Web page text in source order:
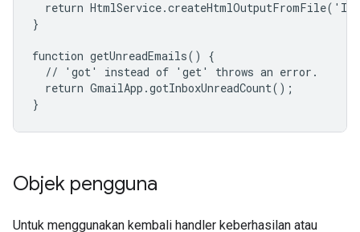
return
}
function getUnreadEmails() {
  // 'got' instead of 'get' throws an error.
  return GmailApp.gotInboxUnreadCount();
}
Objek pengguna
Untuk menggunakan kembali handler keberhasilan atau